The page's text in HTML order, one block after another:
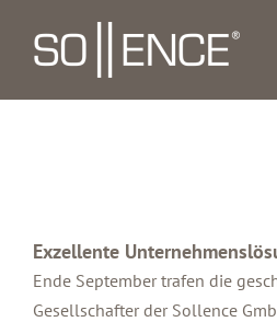
Inhalt
springen
Exzellente
Ende September trafen die
Gesellschafter der Sollence